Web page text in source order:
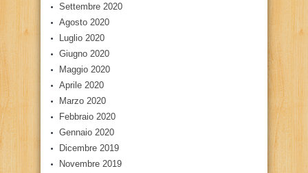
Settembre 2020
Agosto 2020
Luglio 2020
Giugno 2020
Maggio 2020
Aprile 2020
Marzo 2020
Febbraio 2020
Gennaio 2020
Dicembre 2019
Novembre 2019